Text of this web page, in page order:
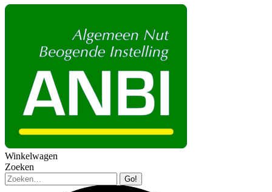
Winkelwagen
Zoeken
Zoeken: